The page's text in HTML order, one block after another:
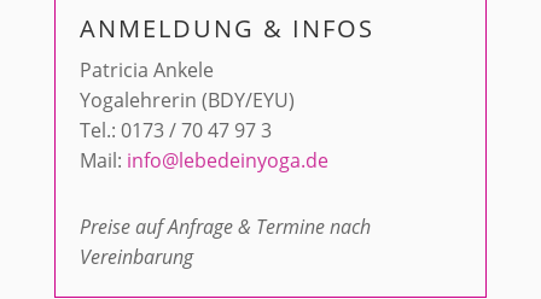
ANMELDUNG & INFOS
Patricia Ankele
Yogalehrerin (BDY/EYU)
Tel.: 0173 / 70 47 97 3
Mail: info@lebedeinyoga.de
Preise auf Anfrage & Termine nach
Vereinbarung